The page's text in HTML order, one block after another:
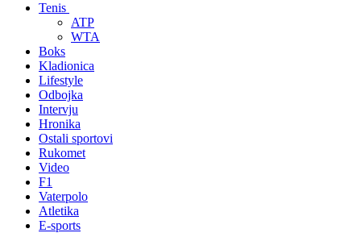
Tenis
ATP
WTA
Boks
Kladionica
Lifestyle
Odbojka
Intervju
Hronika
Ostali sportovi
Rukomet
Video
F1
Vaterpolo
Atletika
E-sports